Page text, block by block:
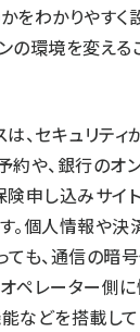
わかりやすく
の環境を変える
は、セキュリテ
約や、銀行のオ
険申し込みサイ
。個人情報や決
ても、通信の暗
ペレーター側
などを搭載して